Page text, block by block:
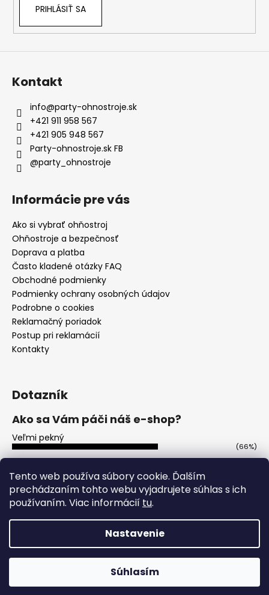
Tento web používa súbory cookie. Ďalším
prechádzaním tohto webu vyjadrujete súhlas s ich
používaním. Viac informácií tu.
Nastavenie
Súhlasím
PRIHLÁSIŤ SA
Kontakt
info@party-ohnostroje.sk
+421 911 958 567
+421 905 948 567
Party-ohnostroje.sk FB
@party_ohnostroje
Informácie pre vás
Ako si vybrať ohňostroj
Ohňostroje a bezpečnosť
Doprava a platba
Často kladené otázky FAQ
Obchodné podmienky
Podmienky ochrany osobných údajov
Podrobne o cookies
Reklamačný poriadok
Postup pri reklamácií
Kontakty
Dotazník
Ako sa Vám páči náš e-shop?
Veľmi pekný
(66%)
Nepáči sa mi
Copyright 2026Party-ohnostroje.sk. Všetky práva
vyhradené.